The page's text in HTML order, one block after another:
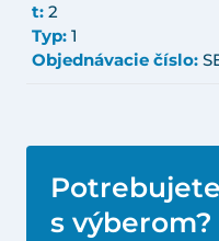
t: 2
Typ: 1
Objednávacie číslo:
s výberom?